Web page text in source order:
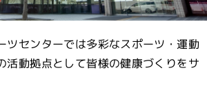
ツセンターでは多彩なスポーツ・運動
活動拠点として皆様の健康づくりをサ